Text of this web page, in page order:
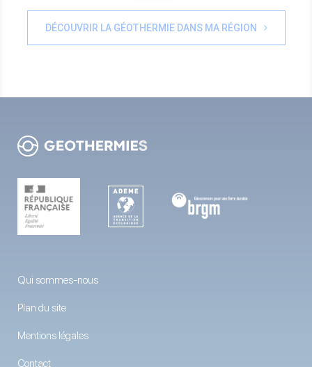
DÉCOUVRIR LA GÉOTHERMIE DANS MA RÉGION
Qui sommes-nous
Plan du site
Mentions légales
Contact